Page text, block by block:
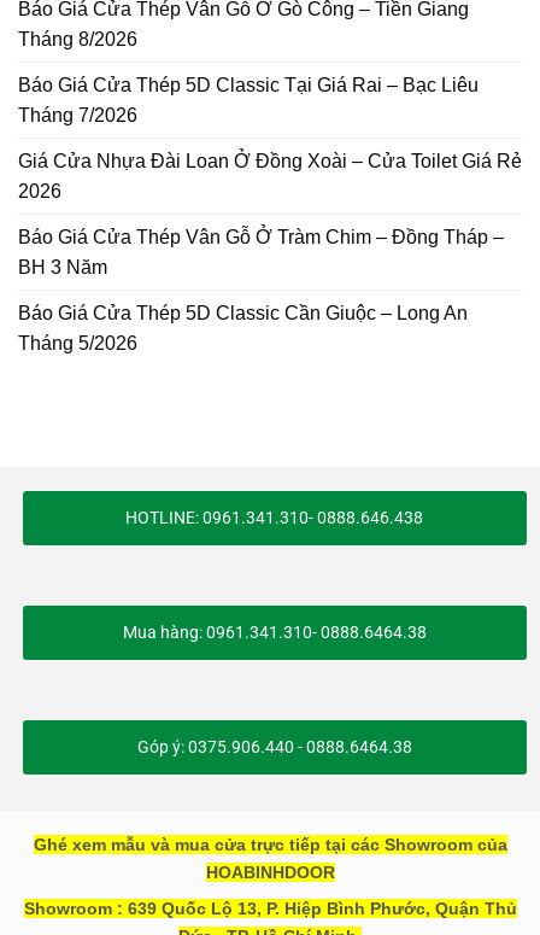
Báo Giá Cửa Thép Vân Gỗ Ở Gò Công – Tiền Giang
Tháng 8/2026
Báo Giá Cửa Thép 5D Classic Tại Giá Rai – Bạc Liêu
Tháng 7/2026
Giá Cửa Nhựa Đài Loan Ở Đồng Xoài – Cửa Toilet Giá Rẻ
2026
Báo Giá Cửa Thép Vân Gỗ Ở Tràm Chim – Đồng Tháp –
BH 3 Năm
Báo Giá Cửa Thép 5D Classic Cần Giuộc – Long An
Tháng 5/2026
HOTLINE: 0961.341.310- 0888.646.438
Mua hàng: 0961.341.310- 0888.6464.38
Góp ý: 0375.906.440 - 0888.6464.38
Ghé xem mẫu và mua cửa trực tiếp tại các Showroom của
HOABINHDOOR
Showroom : 639 Quốc Lộ 13, P. Hiệp Bình Phước, Quận Thủ